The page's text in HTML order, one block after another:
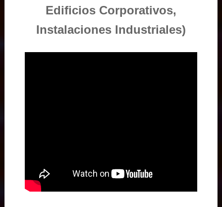
Edificios Corporativos,
Instalaciones Industriales)